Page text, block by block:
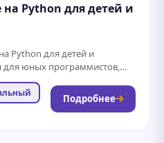
Python для детей и
Python для детей и
для юных программистов,
в
Подробнее